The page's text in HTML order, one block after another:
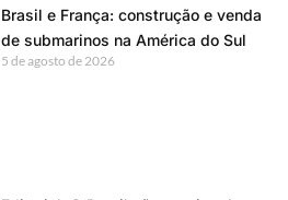
Brasil e França: construção e venda
de submarinos na América do Sul
5 de agosto de 2026